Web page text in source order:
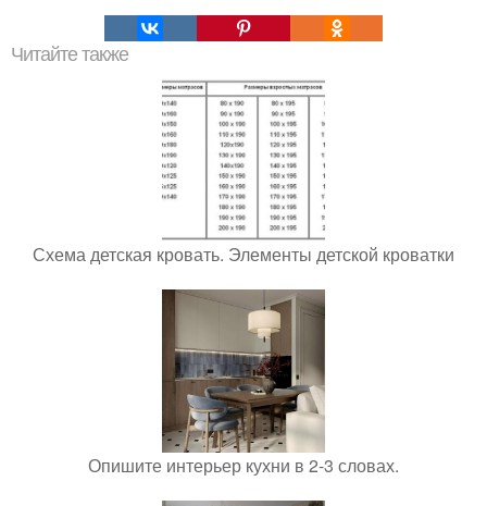
Читайте также
Схема детская кровать. Элементы детской кроватки
Опишите интерьер кухни в 2-3 словах.